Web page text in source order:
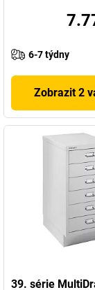
6-7 týdny
Zobrazit 2
39. série